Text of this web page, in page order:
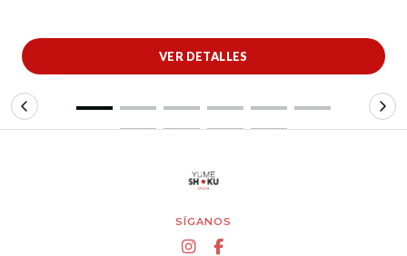
VER DETALLES
SÍGANOS